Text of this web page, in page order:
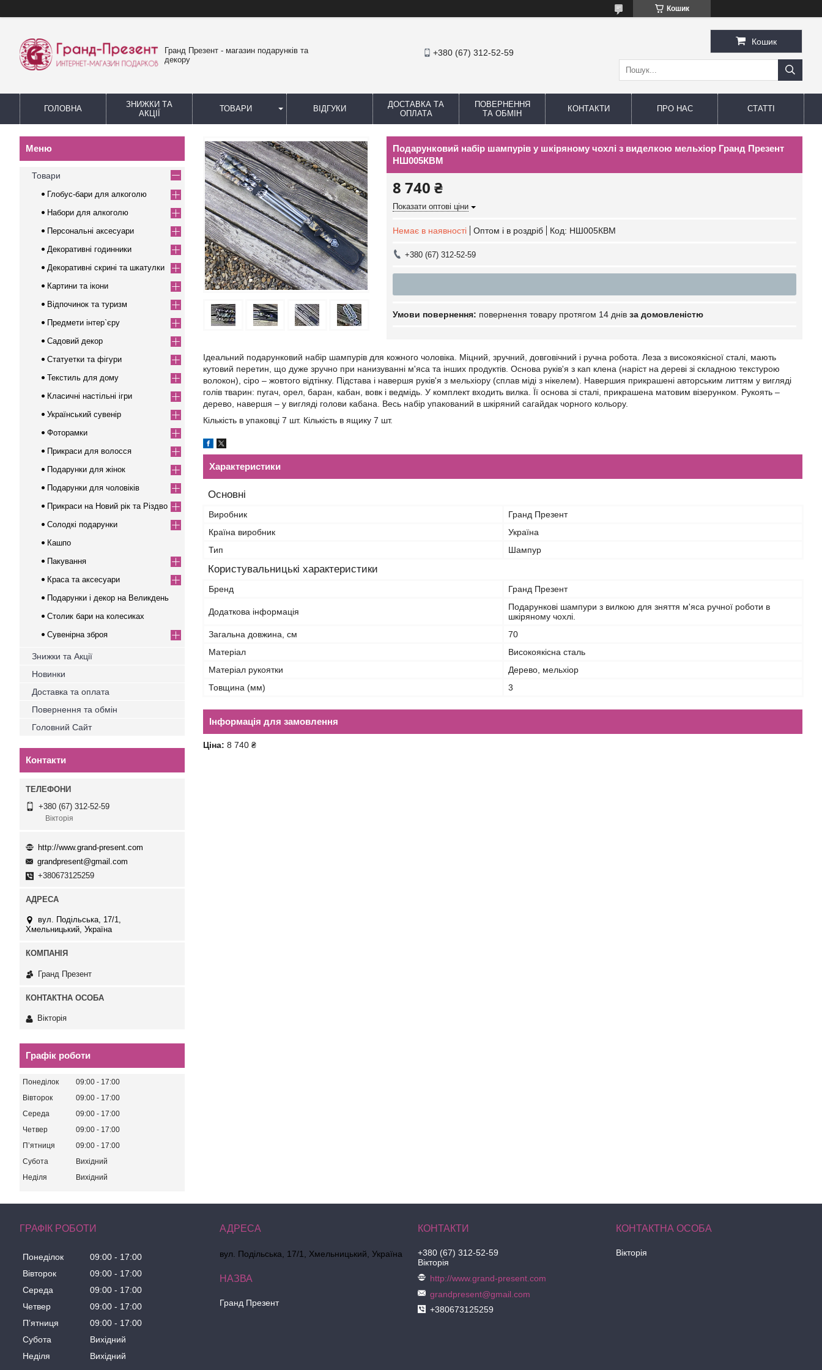
Кошик
Гранд Презент - магазин подарунків та
декору
+380 (67) 312-52-59
Кошик
ГОЛОВНА
ЗНИЖКИ ТА
АКЦІЇ
ТОВАРИ ВІДГУКИ
ДОСТАВКА ТА
ОПЛАТА
ПОВЕРНЕННЯ
ТА ОБМІН
КОНТАКТИ ПРО НАС СТАТТІ
Подарунковий набір шампурів у шкіряному чохлі з виделкою мельхіор Гранд Презент
НШ005КВМ
8 740 ₴
Показати оптові ціни
Немає в наявності Оптом і в роздріб Код: НШ005КВМ
+380 (67) 312-52-59
повернення товару протягом 14 днів за домовленістю
Ідеальний подарунковий набір шампурів для кожного чоловіка. Міцний, зручний, довговічний і ручна робота. Леза з високоякісної сталі, мають
кутовий перетин, що дуже зручно при нанизуванні м'яса та інших продуктів. Основа руків'я з кап клена (наріст на дереві зі складною текстурою
волокон), сіро – жовтого відтінку. Підстава і навершя руків'я з мельхіору (сплав міді з нікелем). Навершия прикрашені авторським литтям у вигляді
голів тварин: пугач, орел, баран, кабан, вовк і ведмідь. У комплект входить вилка. Її основа зі сталі, прикрашена матовим візерунком. Рукоять –
дерево, навершя – у вигляді голови кабана. Весь набір упакований в шкіряний сагайдак чорного кольору.
Кількість в упаковці 7 шт. Кількість в ящику 7 шт.
Характеристики
Основні
Виробник
Гранд Презент
Країна виробник
Україна
Тип
Шампур
Користувальницькі характеристики
Бренд Гранд Презент
Додаткова інформація
Подарункові шампури з вилкою для зняття м'яса ручної роботи в
шкіряному чохлі.
Загальна довжина, см
70
Матеріал
Високоякісна сталь
Матеріал рукоятки
Дерево, мельхіор
Товщина (мм)
3
Інформація для замовлення
Ціна: 8 740 ₴
Товари
Глобус-бари для алкоголю
Набори для алкоголю
Персональні аксесуари
Декоративні годинники
Декоративні скрині та шкатулки
Картини та ікони
Відпочинок та туризм
Предмети інтер`єру
Садовий декор
Статуетки та фігури
Текстиль для дому
Класичні настільні ігри
Український сувенір
Фоторамки
Прикраси для волосся
Подарунки для жінок
Подарунки для чоловіків
Прикраси на Новий рік та Різдво
Солодкі подарунки
Кашпо
Пакування
Краса та аксесуари
Подарунки і декор на Великдень
Столик бари на колесиках
Сувенірна зброя
Знижки та Акції
Новинки
Доставка та оплата
Повернення та обмін
Головний Сайт
Контакти
+380 (67) 312-52-59
Вікторія
http://www.grand-present.com
grandpresent@gmail.com
+380673125259
вул. Подільська, 17/1,
Хмельницький, Україна
Гранд Презент
Вікторія
Графік роботи
Понеділок 09:00
17:00
Вівторок
09:00
17:00
Середа
09:00
17:00
Четвер
09:00
17:00
Пʼятниця
09:00
17:00
Субота
Вихідний
Неділя
Вихідний
ГРАФІК РОБОТИ
Понеділок 09:00
17:00
Вівторок
09:00
17:00
Середа
09:00
17:00
Четвер
09:00
17:00
Пʼятниця
09:00
17:00
Субота
Вихідний
Неділя
Вихідний
вул. Подільська, 17/1, Хмельницький, Україна
Гранд Презент
+380 (67) 312-52-59
Вікторія
http://www.grand-present.com
grandpresent@gmail.com
+380673125259
Вікторія